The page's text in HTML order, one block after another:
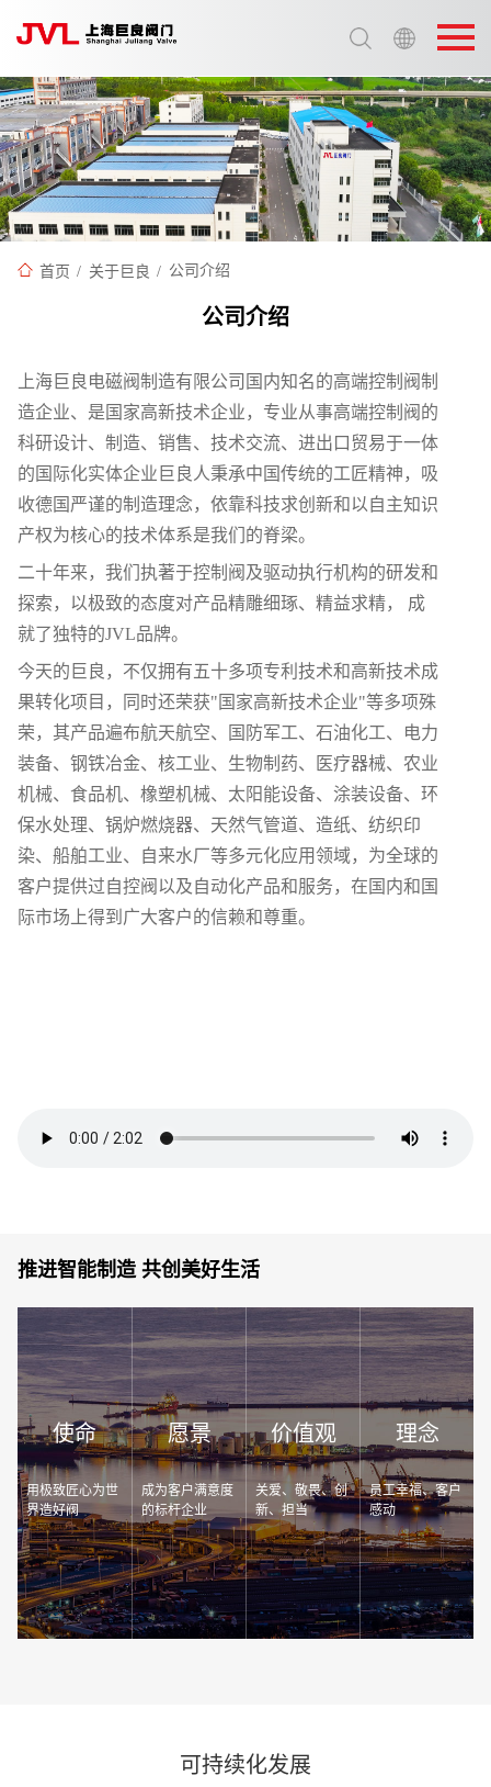
选择语言:
中文 / Chinese
英语 / English
首页 / 关于巨良 / 公司介绍
公司介绍
上海巨良电磁阀制造有限公司国内知名的高端控制阀制
造企业、是国家高新技术企业，专业从事高端控制阀的
科研设计、制造、销售、技术交流、进出口贸易于一体
的国际化实体企业巨良人秉承中国传统的工匠精神，吸
收德国严谨的制造理念，依靠科技求创新和以自主知识
产权为核心的技术体系是我们的脊梁。
二十年来，我们执著于控制阀及驱动执行机构的研发和
探索，以极致的态度对产品精雕细琢、精益求精， 成
就了独特的JVL品牌。
今天的巨良，不仅拥有五十多项专利技术和高新技术成
果转化项目，同时还荣获"国家高新技术企业"等多项殊
荣，其产品遍布航天航空、国防军工、石油化工、电力
装备、钢铁冶金、核工业、生物制药、医疗器械、农业
机械、食品机、橡塑机械、太阳能设备、涂装设备、环
保水处理、锅炉燃烧器、天然气管道、造纸、纺织印
染、船舶工业、自来水厂等多元化应用领域，为全球的
客户提供过自控阀以及自动化产品和服务，在国内和国
际市场上得到广大客户的信赖和尊重。
推进智能制造 共创美好生活
使命
用极致匠心为世
界造好阀
愿景
成为客户满意度
的标杆企业
价值观
关爱、敬畏、创
新、担当
理念
员工幸福、客户
感动
可持续化发展